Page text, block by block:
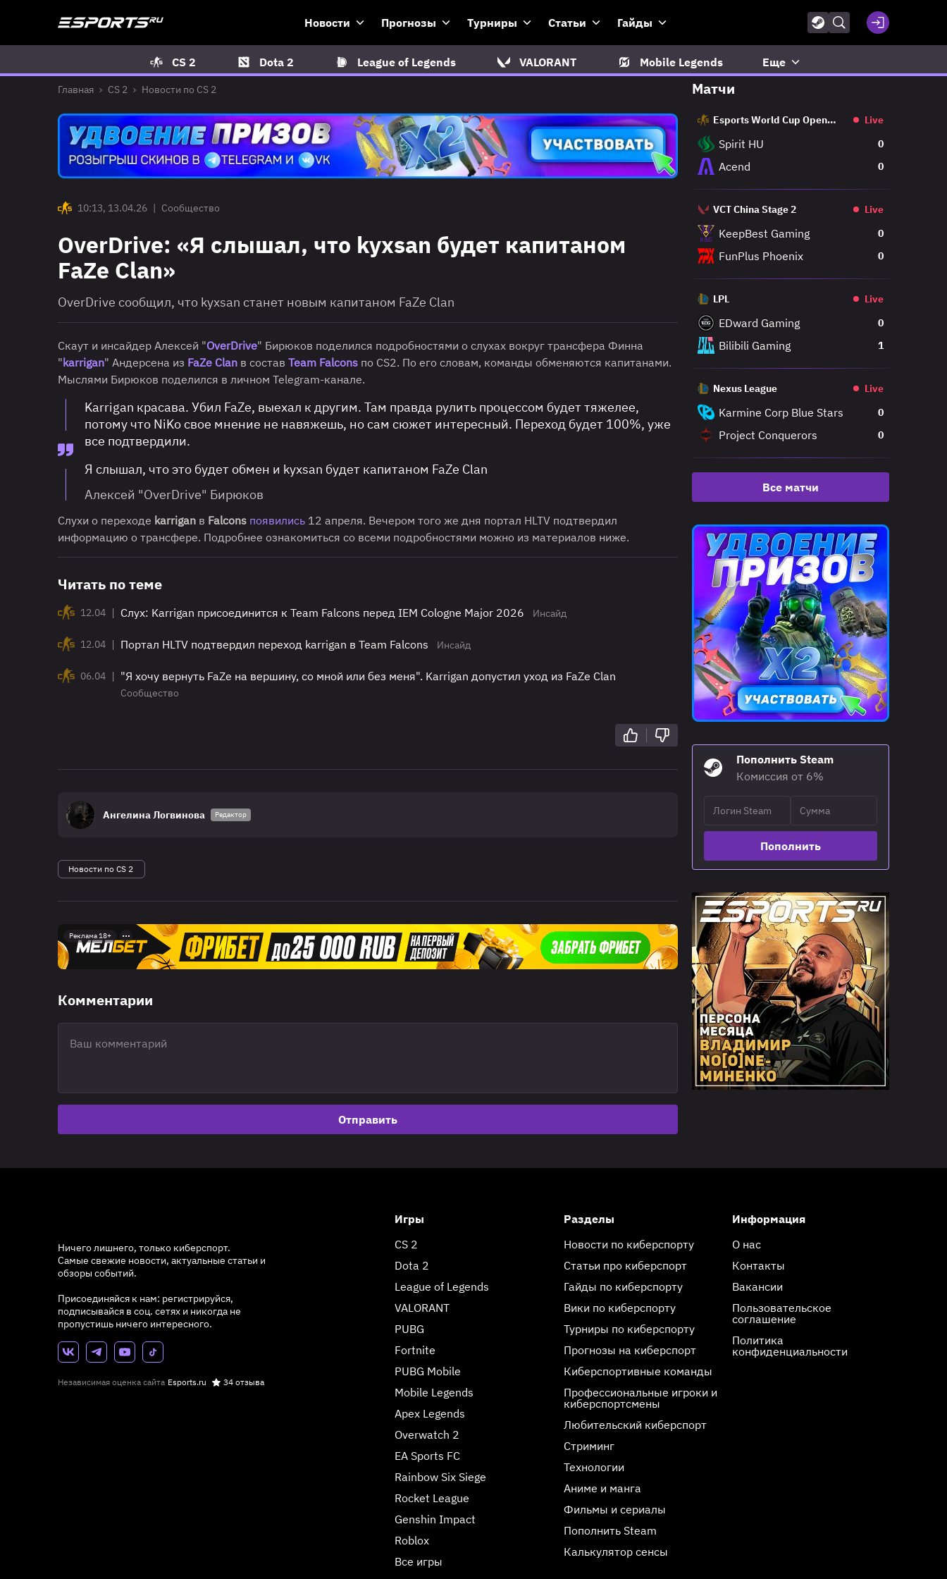
Новости Прогнозы Турниры Статьи Гайды
CS 2 Dota 2 League of Legends VALORANT Mobile Legends Еще
Главная CS 2 Новости по CS 2
10:13, 13.04.26 | Сообщество
OverDrive: «Я слышал, что kyxsan будет капитаном
FaZe Clan»
OverDrive сообщил, что kyxsan станет новым капитаном FaZe Clan
Скаут и инсайдер Алексей "OverDrive" Бирюков поделился подробностями о слухах вокруг трансфера Финна
"karrigan" Андерсена из FaZe Clan в состав Team Falcons по CS2. По его словам, команды обменяются капитанами.
Мыслями Бирюков поделился в личном Telegram-канале.
Karrigan красава. Убил FaZe, выехал к другим. Там правда рулить процессом будет тяжелее,
потому что NiKo свое мнение не навяжешь, но сам сюжет интересный. Переход будет 100%, уже
все подтвердили.
Я слышал, что это будет обмен и kyxsan будет капитаном FaZe Clan
Алексей "OverDrive" Бирюков
Слухи о переходе karrigan в Falcons появились 12 апреля. Вечером того же дня портал HLTV подтвердил
информацию о трансфере. Подробнее ознакомиться со всеми подробностями можно из материалов ниже.
Читать по теме
12.04 | Слух: Karrigan присоединится к Team Falcons перед IEM Cologne Major 2026 Инсайд
12.04 | Портал HLTV подтвердил переход karrigan в Team Falcons Инсайд
06.04 | "Я хочу вернуть FaZe на вершину, со мной или без меня". Karrigan допустил уход из FaZe Clan
Сообщество
Ангелина Логвинова Редактор
Новости по CS 2
Реклама 18+
Комментарии
Отправить
Матчи
Esports World Cup Open
Live
Spirit HU 0
Acend 0
VCT China Stage 2 Live
KeepBest Gaming 0
FunPlus Phoenix 0
LPL Live
EDward Gaming 0
Bilibili Gaming 1
Nexus League Live
Karmine Corp Blue Stars 0
Project Conquerors 0
Все матчи
Пополнить Steam
Комиссия от 6%
Пополнить
Ничего лишнего, только киберспорт.
Самые свежие новости, актуальные статьи и
обзоры событий.
Присоединяйся к нам: регистрируйся,
подписывайся в соц. сетях и никогда не
пропустишь ничего интересного.
Независимая оценка сайта Esports.ru 34 отзыва
Игры
CS 2
Dota 2
League of Legends
VALORANT
PUBG
Fortnite
PUBG Mobile
Mobile Legends
Apex Legends
Overwatch 2
EA Sports FC
Rainbow Six Siege
Rocket League
Genshin Impact
Roblox
Все игры
Разделы
Новости по киберспорту
Статьи про киберспорт
Гайды по киберспорту
Вики по киберспорту
Турниры по киберспорту
Прогнозы на киберспорт
Киберспортивные команды
Профессиональные игроки и
киберспортсмены
Любительский киберспорт
Стриминг
Технологии
Аниме и манга
Фильмы и сериалы
Пополнить Steam
Калькулятор сенсы
Информация
О нас
Контакты
Вакансии
Пользовательское
соглашение
Политика
конфиденциальности